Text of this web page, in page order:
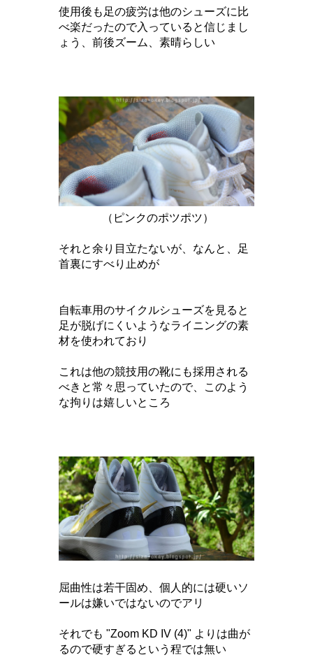
使用後も足の疲労は他のシューズに比
べ楽だったので入っていると信じまし
ょう、前後ズーム、素晴らしい
（ピンクのポツポツ）
それと余り目立たないが、なんと、足
首裏にすべり止めが
自転車用のサイクルシューズを見ると
足が脱げにくいようなライニングの素
材を使われており
これは他の競技用の靴にも採用される
べきと常々思っていたので、このよう
な拘りは嬉しいところ
屈曲性は若干固め、個人的には硬いソ
ールは嫌いではないのでアリ
それでも "Zoom KD IV (4)" よりは曲が
るので硬すぎるという程では無い